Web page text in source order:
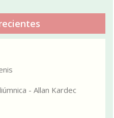
- Allan Kardec